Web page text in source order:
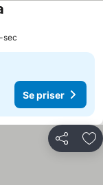
sec
Se priser
Del